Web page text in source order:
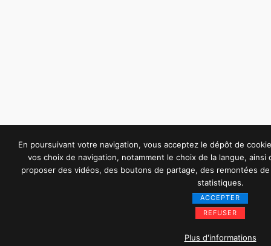
En poursuivant votre navigation, vous acceptez le dépôt de
vos choix de navigation, notamment le choix de la langue,
proposer des vidéos, des boutons de partage, des remontées
statistiques.
ACCEPTER
REFUSER
Plus d'informations